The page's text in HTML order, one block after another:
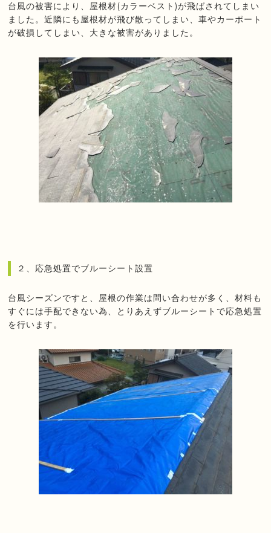
台風の被害により、屋根材(カラーベスト)が飛ばされてしまい
ました。近隣にも屋根材が飛び散ってしまい、車やカーポート
が破損してしまい、大きな被害がありました。
２、応急処置でブルーシート設置
台風シーズンですと、屋根の作業は問い合わせが多く、材料も
すぐには手配できない為、とりあえずブルーシートで応急処置
を行います。